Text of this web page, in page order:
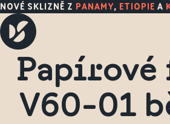
NOVÉ SKLIZNĚ Z PANAMY, ETIOPIE A
V60-01